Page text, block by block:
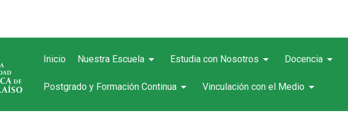
Inicio Nuestra Escuela arrow_drop_down Estudia con Nosotros arrow_drop_down Docencia arrow_drop_down
Postgrado y Formación Continua arrow_drop_down Vinculación con el Medio arrow_drop_down